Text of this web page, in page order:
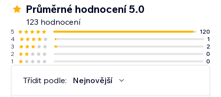
Průměrné hodnocení 5.0
123 hodnocení
5
120
4
1
3
2
2
0
1
0
Třídit podle: Nejnovější